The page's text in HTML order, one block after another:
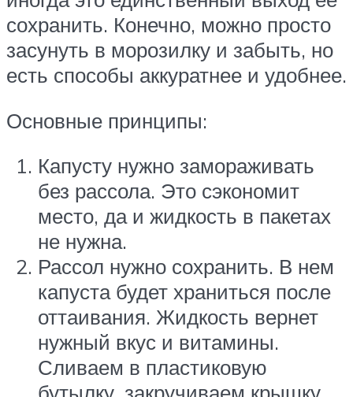
сохранить. Конечно, можно просто
засунуть в морозилку и забыть, но
есть способы аккуратнее и удобнее.
Основные принципы:
Капусту нужно замораживать
без рассола. Это сэкономит
место, да и жидкость в пакетах
не нужна.
Рассол нужно сохранить. В нем
капуста будет храниться после
оттаивания. Жидкость вернет
нужный вкус и витамины.
Сливаем в пластиковую